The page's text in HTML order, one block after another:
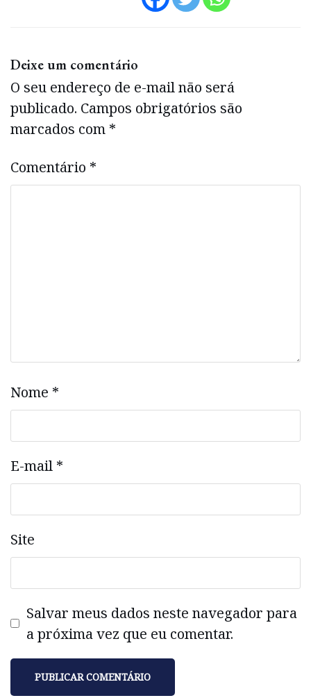
Deixe um comentário
O seu endereço de e-mail não será
publicado. Campos obrigatórios são
marcados com *
Comentário *
Nome *
E-mail *
Site
Salvar meus dados neste navegador para
a próxima vez que eu comentar.